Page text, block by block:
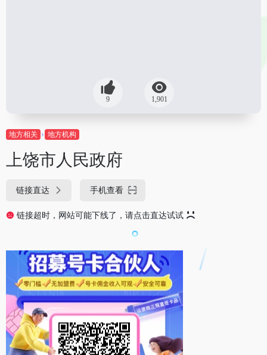
9 1,901
地方相关 地方机构
上饶市人民政府
链接直达 手机查看
链接超时，网站可能下线了，请点击直达试试